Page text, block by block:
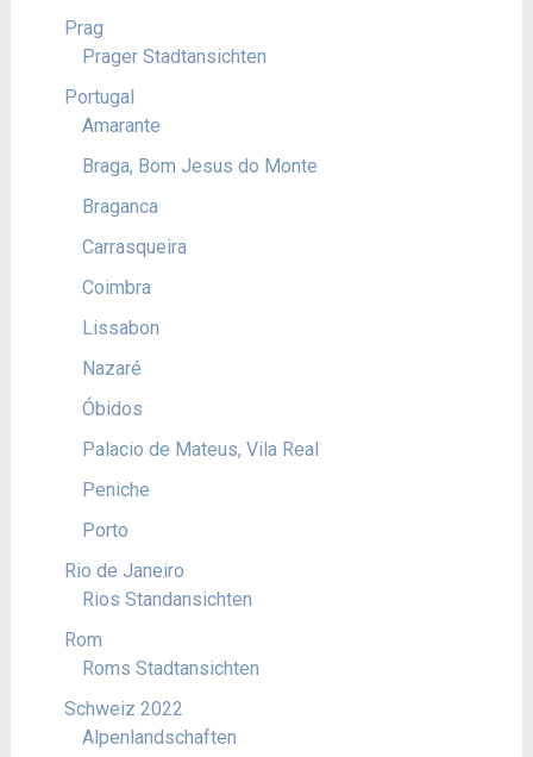
Prag
Prager Stadtansichten
Portugal
Amarante
Braga, Bom Jesus do Monte
Braganca
Carrasqueira
Coimbra
Lissabon
Nazaré
Óbidos
Palacio de Mateus, Vila Real
Peniche
Porto
Rio de Janeiro
Rios Standansichten
Rom
Roms Stadtansichten
Schweiz 2022
Alpenlandschaften